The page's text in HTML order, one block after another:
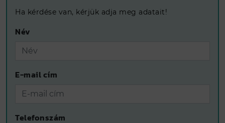
Ha kérdése van, kérjük adja meg adatait!
Név
E-mail cím
Telefonszám